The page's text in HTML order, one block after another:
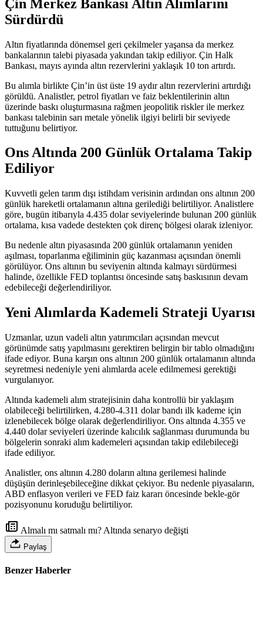
Çin Merkez Bankası Altın Alımlarını
Sürdürdü
Altın fiyatlarında dönemsel geri çekilmeler yaşansa da merkez
bankalarının talebi piyasada yakından takip ediliyor. Çin Halk
Bankası, mayıs ayında altın rezervlerini yaklaşık 10 ton artırdı.
Bu alımla birlikte Çin’in üst üste 19 aydır altın rezervlerini artırdığı
görüldü. Analistler, petrol fiyatları ve faiz beklentilerinin altın
üzerinde baskı oluşturmasına rağmen jeopolitik riskler ile merkez
bankası talebinin sarı metale yönelik ilgiyi belirli bir seviyede
tuttuğunu belirtiyor.
Ons Altında 200 Günlük Ortalama Takip
Ediliyor
Kuvvetli gelen tarım dışı istihdam verisinin ardından ons altının 200
günlük hareketli ortalamanın altına gerilediği belirtiliyor. Analistlere
göre, bugün itibarıyla 4.435 dolar seviyelerinde bulunan 200 günlük
ortalama, kısa vadede destekten çok direnç bölgesi olarak izleniyor.
Bu nedenle altın piyasasında 200 günlük ortalamanın yeniden
aşılması, toparlanma eğiliminin güç kazanması açısından önemli
görülüyor. Ons altının bu seviyenin altında kalmayı sürdürmesi
halinde, özellikle FED toplantısı öncesinde satış baskısının devam
edebileceği değerlendiriliyor.
Yeni Alımlarda Kademeli Strateji Uyarısı
Uzmanlar, uzun vadeli altın yatırımcıları açısından mevcut
görünümde satış yapılmasını gerektiren belirgin bir tablo olmadığını
ifade ediyor. Buna karşın ons altının 200 günlük ortalamanın altında
seyretmesi nedeniyle yeni alımlarda acele edilmemesi gerektiği
vurgulanıyor.
Altında kademeli alım stratejisinin daha kontrollü bir yaklaşım
olabileceği belirtilirken, 4.280-4.311 dolar bandı ilk kademe için
izlenebilecek bölge olarak değerlendiriliyor. Ons altında 4.355 ve
4.440 dolar seviyeleri üzerinde kalıcılık sağlanması durumunda bu
bölgelerin sonraki alım kademeleri açısından takip edilebileceği
ifade ediliyor.
Analistler, ons altının 4.280 doların altına gerilemesi halinde
düşüşün derinleşebileceğine dikkat çekiyor. Bu nedenle piyasaların,
ABD enflasyon verileri ve FED faiz kararı öncesinde bekle-gör
pozisyonunu koruduğu belirtiliyor.
Almalı mı satmalı mı? Altında senaryo değişti
Paylaş
Benzer Haberler